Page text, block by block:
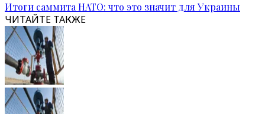
Итоги саммита НАТО: что это значит для Украины
ЧИТАЙТЕ ТАКЖЕ